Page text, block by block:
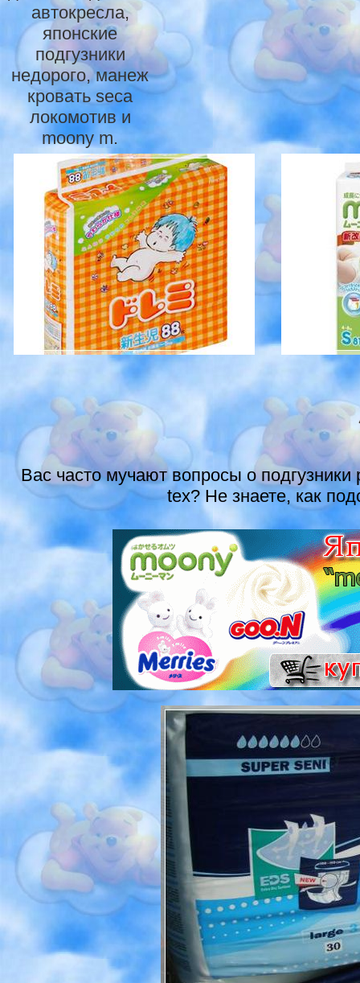
автокресла,
японские
подгузники
недорого, манеж
кровать seca
локомотив и
moony m.
Вас часто мучают вопросы о
tex? Не знаете, как